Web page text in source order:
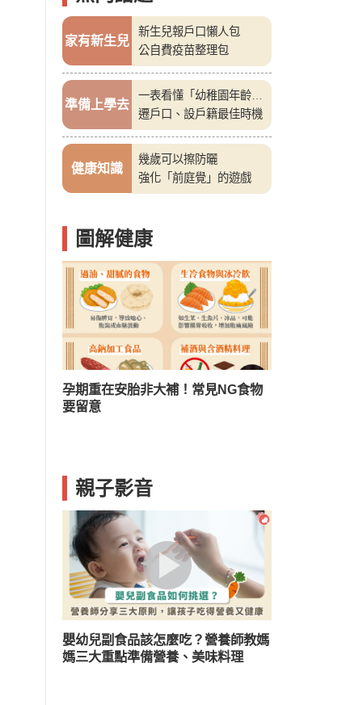
家有新生兒
新生兒報戶口懶人包
公自費疫苗整理包
準備上學去
一表看懂「幼稚園年齡
表」
遷戶口、設戶籍最佳時機
健康知識
幾歲可以擦防曬
強化「前庭覺」的遊戲
圖解健康
孕期重在安胎非大補！常見NG食物
要留意
親子影音
嬰幼兒副食品該怎麼吃？營養師教媽
媽三大重點準備營養、美味料理